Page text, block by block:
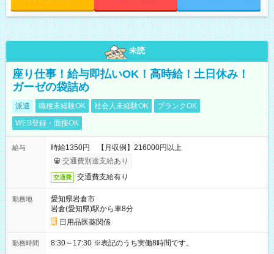
未読
座り仕事！給与即払いOK！高時給！土日休み！
ガーゼの袋詰め
派遣 職種未経験OK 社会人未経験OK
ブランクOK
WEB登録・面接OK
給与
時給1350円 【月収例】216000円以上
交通費別途支給あり
交通費 交通費支給有り
勤務地
愛知県岩倉市
岩倉(愛知県)駅から車8分
日用品医薬関係
勤務時間 8:30～17:30 ※表記のうち実働8時間です。